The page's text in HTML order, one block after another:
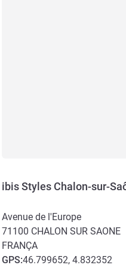
ibis Styles Chalon-sur-
Avenue de l'Europe
71100 CHALON SUR SAONE
FRANÇA
GPS:46.799652, 4.832352